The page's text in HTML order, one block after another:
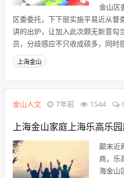
金山区
区委委托，下下层实施平易近从督
讲的出炉，让加入此次颇无新意勾
员，分歧感应不只收成硕多，同时
上海金山
金山人文 7年前 1544
上海金山家庭上海乐高乐
颠末近
商，乐
海金山